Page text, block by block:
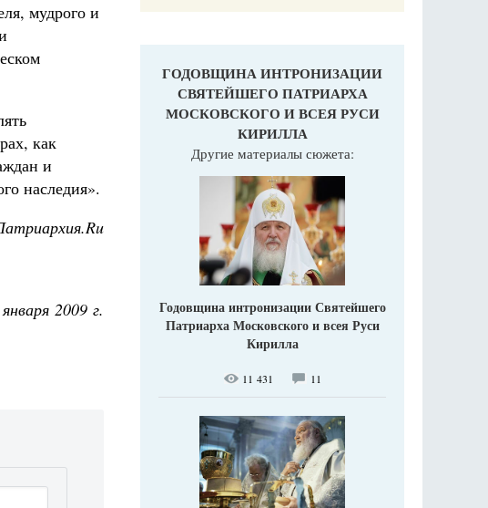
мудрого и
как
и
наследия».
2009 г.
ГОДОВЩИНА ИНТРОНИЗАЦИИ
СВЯТЕЙШЕГО ПАТРИАРХА
МОСКОВСКОГО И ВСЕЯ РУСИ
КИРИЛЛА
Другие материалы сюжета:
Годовщина интронизации Святейшего
Патриарха Московского и всея Руси
Кирилла
11 431 11